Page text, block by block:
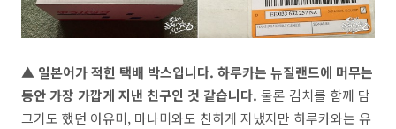
▲ 일본어가 적힌 택배 박스입니다. 하루카는 뉴질랜드에 머무는
동안 가장 가깝게 지낸 친구인 것 같습니다. 물론 김치를 함께 담
그기도 했던 아유미, 마나미와도 친하게 지냈지만 하루카와는 유